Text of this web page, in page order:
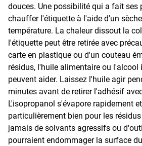
douces. Une possibilité qui a fait ses
chauffer l'étiquette à l'aide d'un
température. La chaleur dissout la
l'étiquette peut être retirée avec
carte en plastique ou d'un couteau
résidus, l'huile alimentaire ou l'alcool
peuvent aider. Laissez l'huile agir
minutes avant de retirer l'adhésif
L'isopropanol s'évapore rapidement
particulièrement bien pour les
jamais de solvants agressifs ou
pourraient endommager la surface